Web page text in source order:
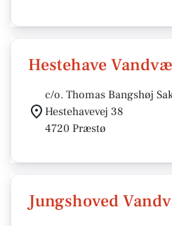
Hestehave
c/o. Thomas Bangshøj
Hestehavevej 38
4720 Præstø
Jungshoved